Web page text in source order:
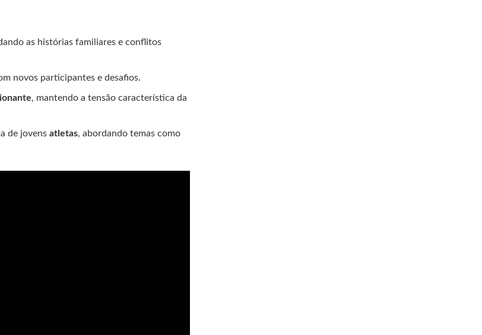
as histórias familiares e conflitos
novos participantes e desafios.
, mantendo a tensão característica da
de jovensatletas, abordando temas como